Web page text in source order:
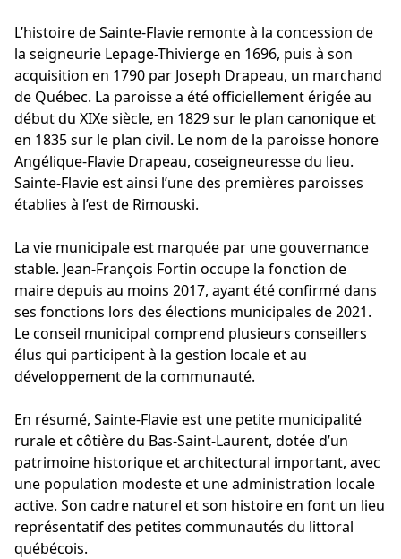
L’histoire de Sainte-Flavie remonte à la concession de
la seigneurie Lepage-Thivierge en 1696, puis à son
acquisition en 1790 par Joseph Drapeau, un marchand
de Québec. La paroisse a été officiellement érigée au
début du XIXe siècle, en 1829 sur le plan canonique et
en 1835 sur le plan civil. Le nom de la paroisse honore
Angélique-Flavie Drapeau, coseigneuresse du lieu.
Sainte-Flavie est ainsi l’une des premières paroisses
établies à l’est de Rimouski.
La vie municipale est marquée par une gouvernance
stable. Jean-François Fortin occupe la fonction de
maire depuis au moins 2017, ayant été confirmé dans
ses fonctions lors des élections municipales de 2021.
Le conseil municipal comprend plusieurs conseillers
élus qui participent à la gestion locale et au
développement de la communauté.
En résumé, Sainte-Flavie est une petite municipalité
rurale et côtière du Bas-Saint-Laurent, dotée d’un
patrimoine historique et architectural important, avec
une population modeste et une administration locale
active. Son cadre naturel et son histoire en font un lieu
représentatif des petites communautés du littoral
québécois.